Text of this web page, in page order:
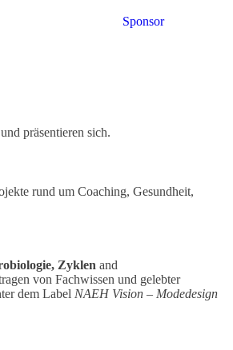
Sponsor
präsentieren sich.
rund um Coaching, Gesundheit,
Zyklen and
von Fachwissen und gelebter
dem Label NAEH Vision – Modedesign